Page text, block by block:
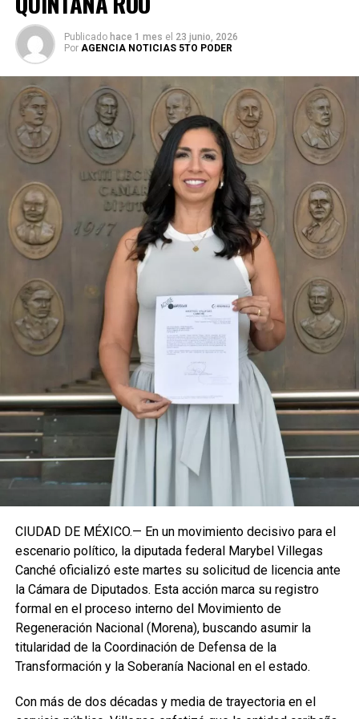
Durante su encargo en la Cámara Alta, Gino Segura centró
su agenda legislativa en iniciativas orientadas a
robustecer el desarrollo económico, la sustentabilidad
turística y la equidad social. Sin embargo, enfatizó que la
coyuntura actual exige priorizar la organización comunitaria
para asegurar la continuidad del proyecto político en la
región sureste del país.
Con esta determinación, el senador abre una etapa
decisiva en su trayectoria pública, apostando por una
estrategia de cercanía ciudadana. Su retorno a Quintana
Roo busca garantizar la cohesión de las estructuras de
izquierda de cara a los próximos retos políticos. El relevo
institucional se procesará conforme a los tiempos legales
establecidos, manteniendo la continuidad de la
representación parlamentaria del estado.
Fuente: 5to Poder Agencia de Noticias
Publicado hace 1 mes el 23 junio, 2026
Por AGENCIA NOTICIAS 5TO PODER
CIUDAD DE MÉXICO.— En un movimiento decisivo para el
escenario político, la diputada federal Marybel Villegas
Canché oficializó este martes su solicitud de licencia ante
la Cámara de Diputados. Esta acción marca su registro
formal en el proceso interno del Movimiento de
Regeneración Nacional (Morena), buscando asumir la
titularidad de la Coordinación de Defensa de la
Transformación y la Soberanía Nacional en el estado.
Con más de dos décadas y media de trayectoria en el